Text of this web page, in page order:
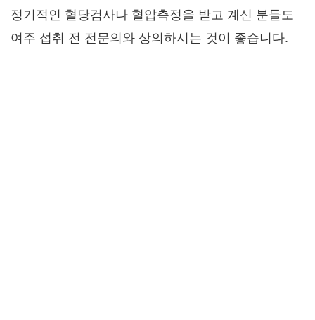
정기적인 혈당검사나 혈압측정을 받고 계신 분들도
여주 섭취 전 전문의와 상의하시는 것이 좋습니다.